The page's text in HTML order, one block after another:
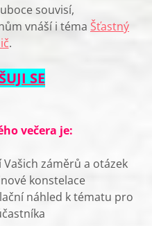
souvisí,
vnáší i téma Šťastný
.
SE
večera je:
záměrů a otázek
konstelace
náhled k tématu pro